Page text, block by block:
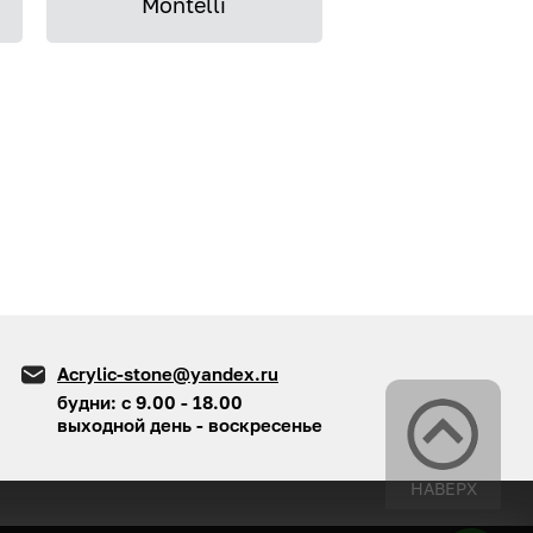
НАВЕРХ
Acrylic-stone@yandex.ru
будни: с 9.00 - 18.00
выходной день - воскресенье